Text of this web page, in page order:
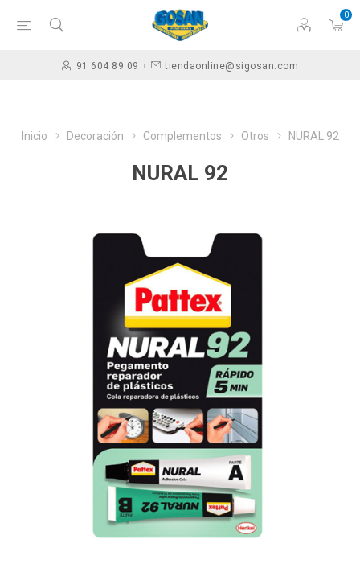
0
91 604 89 09 tiendaonline@sigosan.com
Inicio Decoración Complementos Otros NURAL 92
NURAL 92